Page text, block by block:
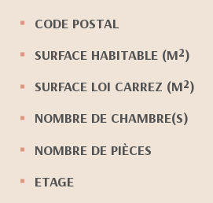
Caractérisque Valeurs
CODE POSTAL
SURFACE HABITABLE (M²)
SURFACE LOI CARREZ (M²)
NOMBRE DE CHAMBRE(S)
NOMBRE DE PIÈCES
ETAGE